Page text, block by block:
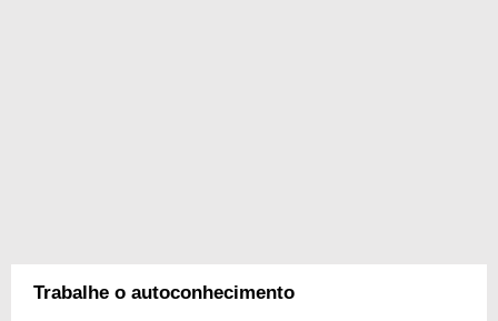
Trabalhe o autoconhecimento